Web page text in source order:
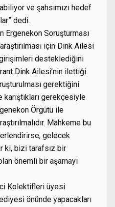
ve şahsımızı hedef
dedi.
Ergenekon Soruşturması
için Dink Ailesi
girişimleri desteklediğini
Dink Ailesi’nin ilettiği
gerektiğini
karıştıkları gerekçesiyle
Örgütü ile
Mahkeme bu
gelecek
ki, bizi tarafsız bir
önemli bir aşamayı
Kolektifleri üyesi
önünde yapacakları